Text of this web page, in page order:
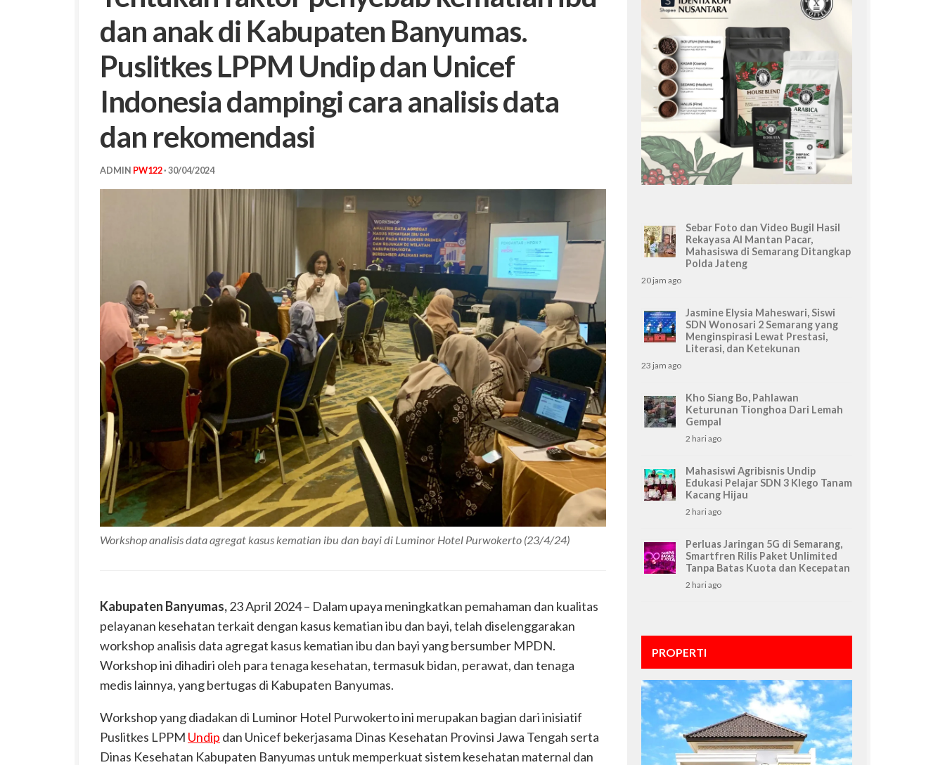
dan anak di Kabupaten Banyumas.
Puslitkes LPPM Undip dan Unicef
Indonesia dampingi cara analisis data
dan rekomendasi
ADMIN PW122· 30/04/2024
Workshop analisis data agregat kasus kematian ibu dan bayi di Luminor Hotel Purwokerto (23/4/24)
Kabupaten Banyumas,23 April 2024 – Dalam upaya meningkatkan pemahaman dan kualitas
pelayanan kesehatan terkait dengan kasus kematian ibu dan bayi, telah diselenggarakan
workshop analisis data agregat kasus kematian ibu dan bayi yang bersumber MPDN.
Workshop ini dihadiri oleh para tenaga kesehatan, termasuk bidan, perawat, dan tenaga
medis lainnya, yang bertugas di Kabupaten Banyumas.
Workshop yang diadakan di Luminor Hotel Purwokerto ini merupakan bagian dari inisiatif
Puslitkes LPPM Undip dan Unicef bekerjasama Dinas Kesehatan Provinsi Jawa Tengah serta
Dinas Kesehatan Kabupaten Banyumas untuk memperkuat sistem kesehatan maternal dan
Sebar Foto dan Video Bugil Hasil
Rekayasa AI Mantan Pacar,
Mahasiswa di Semarang Ditangkap
Polda Jateng
20 jam ago
Jasmine Elysia Maheswari, Siswi
SDN Wonosari 2 Semarang yang
Menginspirasi Lewat Prestasi,
Literasi, dan Ketekunan
23 jam ago
Kho Siang Bo, Pahlawan
Keturunan Tionghoa Dari Lemah
Gempal
2 hari ago
Mahasiswi Agribisnis Undip
Edukasi Pelajar SDN 3 Klego Tanam
Kacang Hijau
2 hari ago
Perluas Jaringan 5G di Semarang,
Smartfren Rilis Paket Unlimited
Tanpa Batas Kuota dan Kecepatan
2 hari ago
PROPERTI